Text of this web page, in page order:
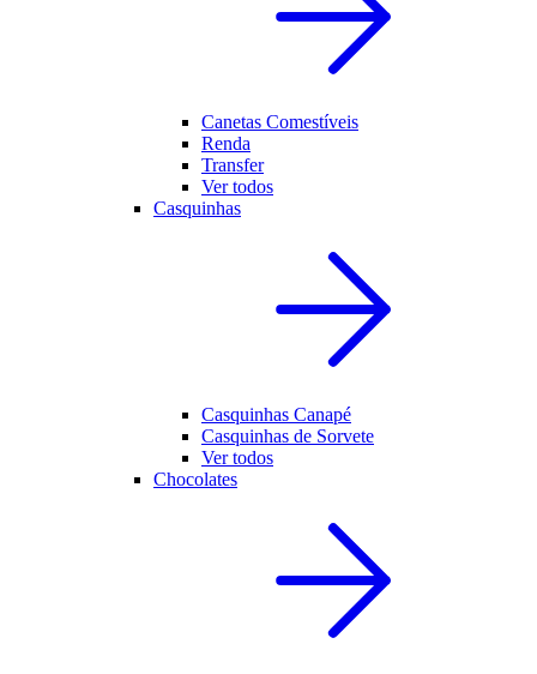
Canetas Comestíveis
Renda
Transfer
Ver todos
Casquinhas
Casquinhas Canapé
Casquinhas de Sorvete
Ver todos
Chocolates